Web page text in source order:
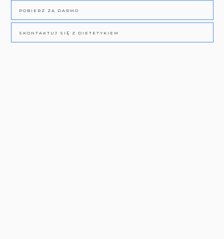
POBIERZ ZA DARMO
SKONTAKTUJ SIĘ Z DIETETYKIEM